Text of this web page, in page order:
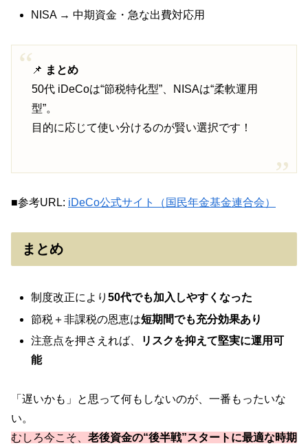
NISA → 中期資金・急な出費対応用
📌 まとめ
50代 iDeCoは“節税特化型”、NISAは“柔軟運用
型”。
目的に応じて使い分けるのが賢い選択です！
■参考URL: iDeCo公式サイト（国民年金基金連合会）
まとめ
制度改正により50代でも加入しやすくなった
節税＋非課税の恩恵は短期間でも充分効果あり
注意点を押さえれば、
リスクを抑えて堅実に運用可
能
「遅いかも」と思って何もしないのが、一番もったいな
い。
むしろ今こそ、 老後資金の“後半戦”スタートに最適な時期